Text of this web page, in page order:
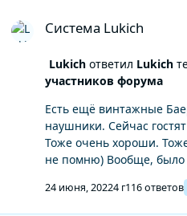
Система Lukich
Lukichответил Lukich
участников форума
Есть ещё винтажные
наушники. Сейчас гостят у человека. Были ещё 501-е.
Тоже очень хороши.
не помню)
24 июня, 20224 г116 ответов